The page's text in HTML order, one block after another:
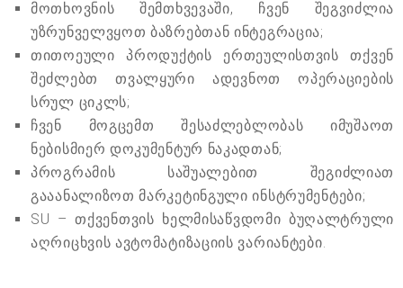
მოთხოვნის შემთხვევაში, ჩვენ შეგვიძლია
უზრუნველვყოთ ბაზრებთან ინტეგრაცია;
თითოეული პროდუქტის ერთეულისთვის თქვენ
შეძლებთ თვალყური ადევნოთ ოპერაციების
სრულ ციკლს;
ჩვენ მოგცემთ შესაძლებლობას იმუშაოთ
ნებისმიერ დოკუმენტურ ნაკადთან;
პროგრამის საშუალებით შეგიძლიათ
გააანალიზოთ მარკეტინგული ინსტრუმენტები;
SU – თქვენთვის ხელმისაწვდომი ბუღალტრული
აღრიცხვის ავტომატიზაციის ვარიანტები.